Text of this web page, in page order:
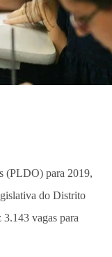
(PLDO) para 2019,
do Distrito
vagas para